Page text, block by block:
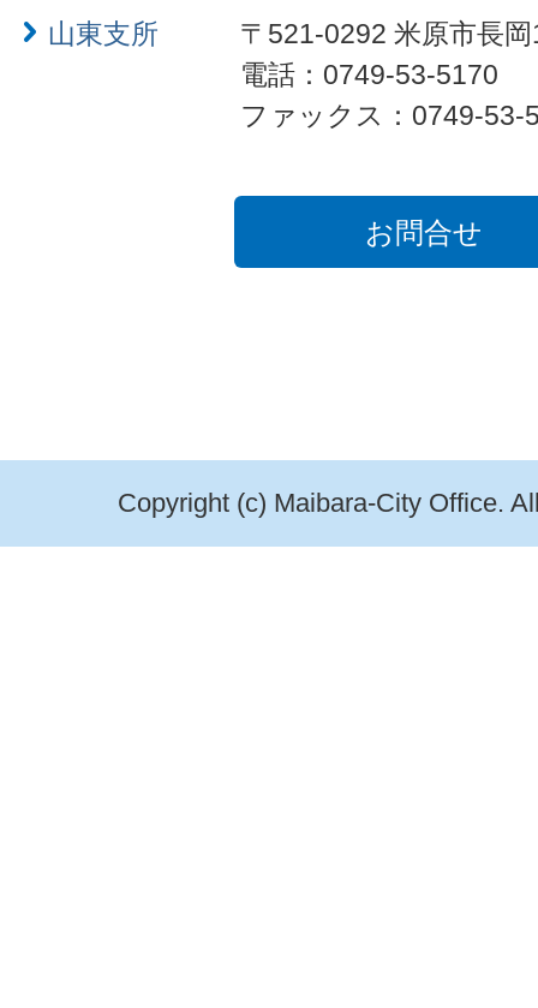
山東支所
〒521-0292 米原市長
電話：0749-53-5170
ファックス：0749-53-
お問合せ
Copyright (c) Maibara-City Office.